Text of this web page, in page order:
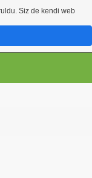
Siz de kendi web